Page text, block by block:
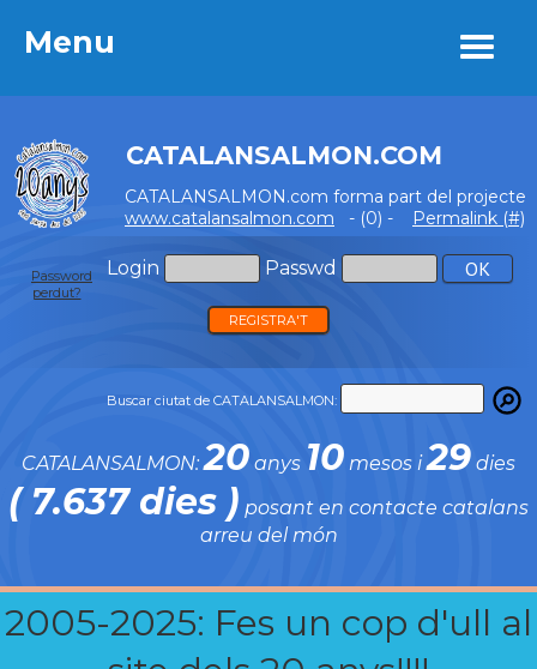
Menu
CATALANSALMON.COM
CATALANSALMON.com forma part del projecte
www.catalansalmon.com - (0) - Permalink (#)
Login Passwd
Password
perdut?
REGISTRA'T
Buscar ciutat de CATALANSALMON:
CATALANSALMON:20 anys 10 mesos i29 dies
( 7.637 dies ) posant en contacte catalans
arreu del món
2005-2025: Fes un cop d'ull al
Menu